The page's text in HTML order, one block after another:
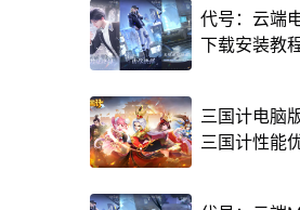
代号：云端
下载安装教
三国计电脑
三国计性能